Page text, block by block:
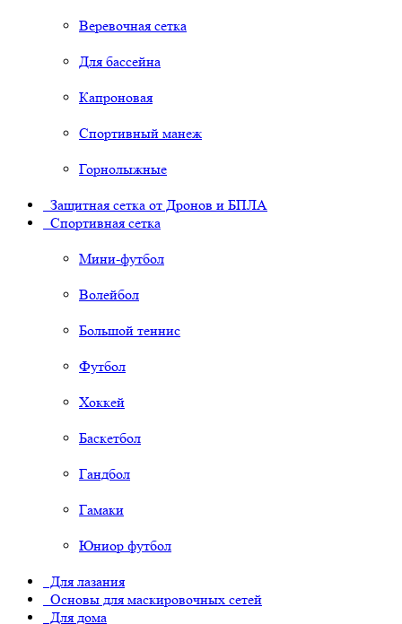
Веревочная сетка
Для бассейна
Капроновая
Спортивный манеж
Горнолыжные
Защитная сетка от Дронов и БПЛА
Спортивная сетка
Мини-футбол
Волейбол
Большой теннис
Футбол
Хоккей
Баскетбол
Гандбол
Гамаки
Юниор футбол
Для лазания
Основы для маскировочных сетей
Для дома